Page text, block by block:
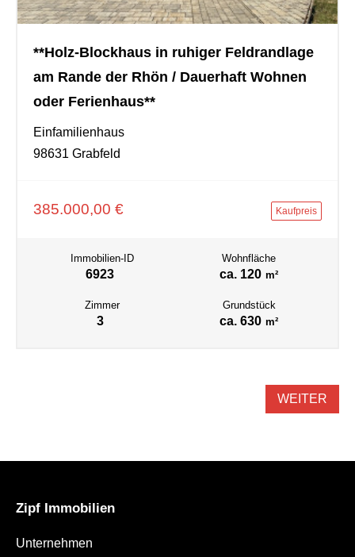
**Holz-Blockhaus in ruhiger Feldrandlage
am Rande der Rhön / Dauerhaft Wohnen
oder Ferienhaus**
Einfamilienhaus
98631 Grabfeld
385.000,00 € Kaufpreis
Immobilien-ID
6923
Wohnfläche
ca. 120 m²
Zimmer
3
Grundstück
ca. 630 m²
WEITER
Zipf Immobilien
Unternehmen